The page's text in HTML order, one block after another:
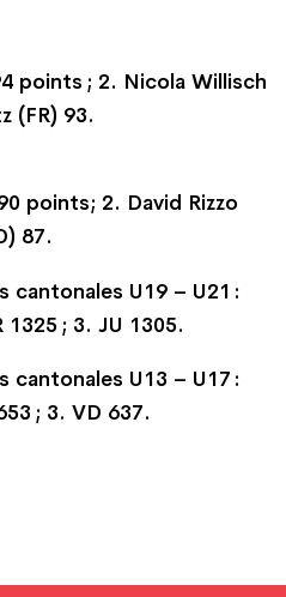
points ; 2. Nicola Willisch
(FR) 93.
points; 2. David Rizzo
87.
cantonales U19 – U21 :
; 3. JU 1305.
cantonales U13 – U17 :
; 3. VD 637.